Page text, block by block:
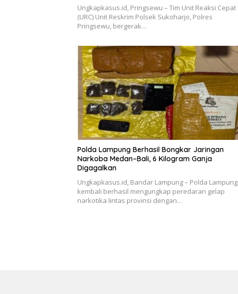
Ungkapkasus.id, Pringsewu – Tim Unit Reaksi Cepat
(URC) Unit Reskrim Polsek Sukoharjo, Polres
Pringsewu, bergerak…
Polda Lampung Berhasil Bongkar Jaringan
Narkoba Medan–Bali, 6 Kilogram Ganja
Digagalkan
Ungkapkasus.id, Bandar Lampung – Polda Lampung
kembali berhasil mengungkap peredaran gelap
narkotika lintas provinsi dengan…